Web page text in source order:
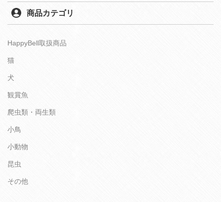
商品カテゴリ
HappyBell取扱商品
猫
犬
観賞魚
爬虫類・両生類
小鳥
小動物
昆虫
その他